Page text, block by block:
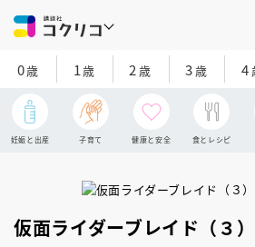
0歳 1歳 2 歳 3歳 4
妊娠と出産 子育て 健康と安全 食とレシピ
仮面ライダーブレイド（３）